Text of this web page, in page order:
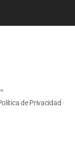
de Privacidad ·